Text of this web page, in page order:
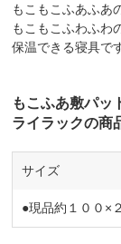
もこもこふあふあ
もこもこふわふわ
保温できる寝具で
もこふあ敷パッ
ライラックの商
サイズ
●現品約１００×